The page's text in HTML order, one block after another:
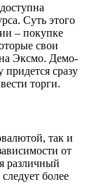
Суть этого
– покупке
свои
Эксмо. Демо-
сразу
торги.
так и
от
различный
более